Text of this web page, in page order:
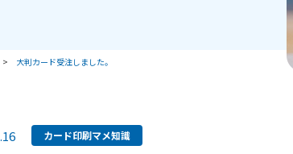
大判カード受注しました。
カード印刷マメ知識